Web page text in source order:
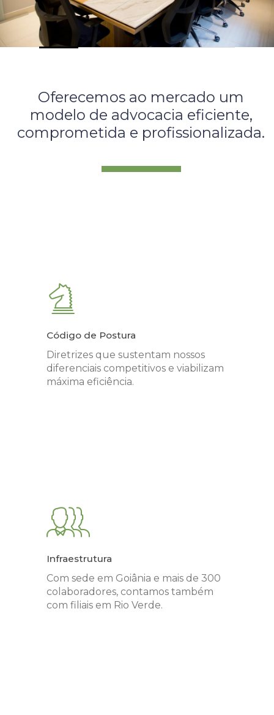
Oferecemos ao mercado um
modelo de advocacia eficiente,
comprometida e profissionalizada.
Código de Postura
Diretrizes que sustentam nossos
diferenciais competitivos e viabilizam
máxima eficiência.
Infraestrutura
Com sede em Goiânia e mais de 300
colaboradores, contamos também
com filiais em Rio Verde.